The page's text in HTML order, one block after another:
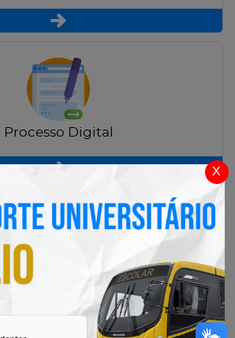
x
Processo Digital
Transparência Pública